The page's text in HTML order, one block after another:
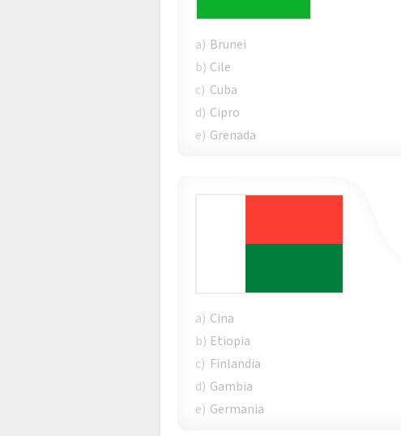
a) Brunei
b) Cile
c) Cuba
d) Cipro
e) Grenada
a) Cina
b) Etiopia
c) Finlandia
d) Gambia
e) Germania